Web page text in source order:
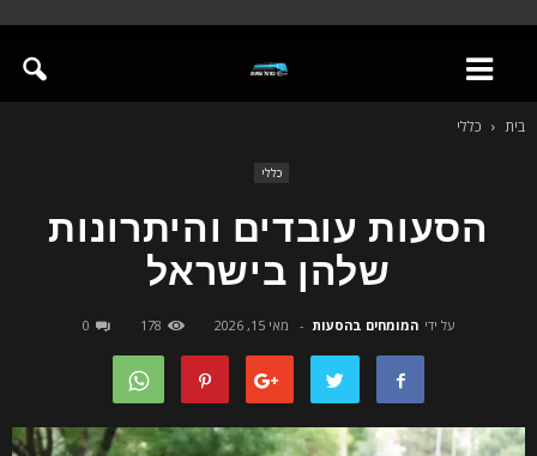
בית כללי
כללי
הסעות עובדים והיתרונות
שלהן בישראל
על ידי המומחים בהסעות - מאי 15, 2026 178
0